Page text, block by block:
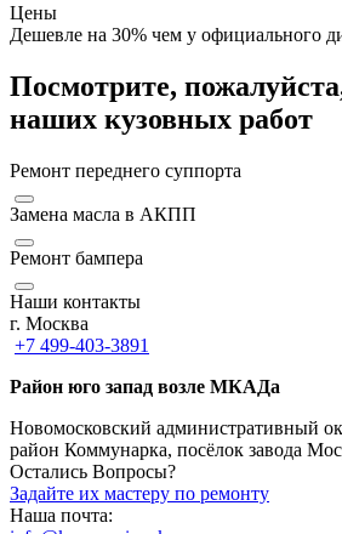
Цены
Дешевле на 30% чем у официального
Посмотрите,
наших кузовных работ
Ремонт переднего суппорта
Замена масла в АКПП
Ремонт бампера
Наши контакты
г. Москва
+7 499-403-3891
Район юго запад возле МКАДа
Новомосковский административный
район Коммунарка, посёлок завода
Остались Вопросы?
Задайте их мастеру по ремонту
Наша почта: